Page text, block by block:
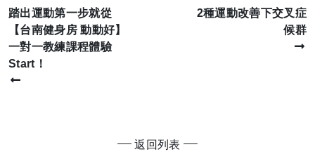
踏出運動第一步就從
【台南健身房 動動好】
一對一教練課程體驗
Start！
2種運動改善下交叉症
候群
返回列表